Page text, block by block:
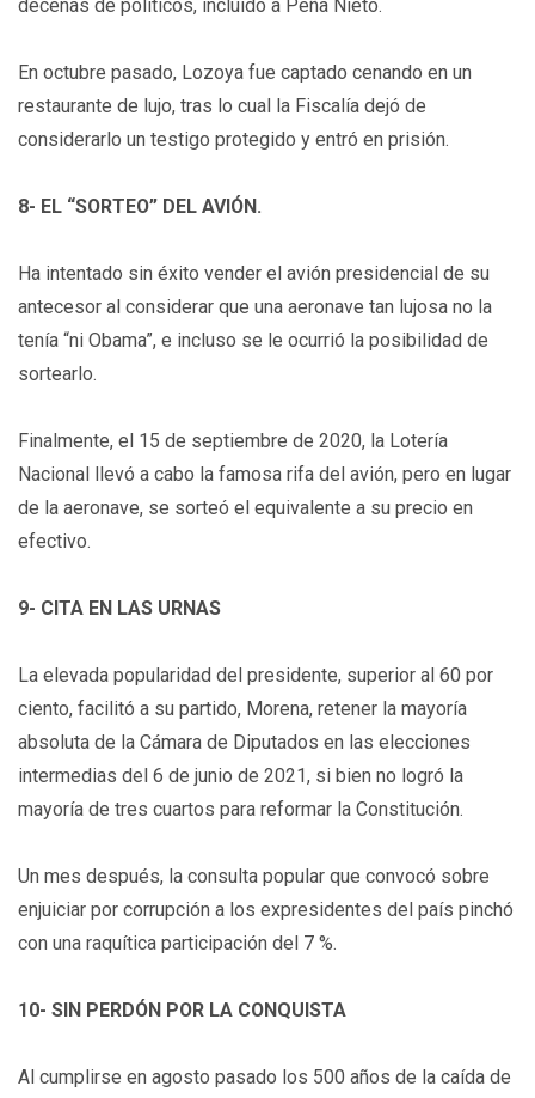
decenas de políticos, incluido a Peña Nieto.
En octubre pasado, Lozoya fue captado cenando en un
restaurante de lujo, tras lo cual la Fiscalía dejó de
considerarlo un testigo protegido y entró en prisión.
8- EL “SORTEO” DEL AVIÓN.
Ha intentado sin éxito vender el avión presidencial de su
antecesor al considerar que una aeronave tan lujosa no la
tenía “ni Obama”, e incluso se le ocurrió la posibilidad de
sortearlo.
Finalmente, el 15 de septiembre de 2020, la Lotería
Nacional llevó a cabo la famosa rifa del avión, pero en lugar
de la aeronave, se sorteó el equivalente a su precio en
efectivo.
9- CITA EN LAS URNAS
La elevada popularidad del presidente, superior al 60 por
ciento, facilitó a su partido, Morena, retener la mayoría
absoluta de la Cámara de Diputados en las elecciones
intermedias del 6 de junio de 2021, si bien no logró la
mayoría de tres cuartos para reformar la Constitución.
Un mes después, la consulta popular que convocó sobre
enjuiciar por corrupción a los expresidentes del país pinchó
con una raquítica participación del 7 %.
10- SIN PERDÓN POR LA CONQUISTA
Al cumplirse en agosto pasado los 500 años de la caída de